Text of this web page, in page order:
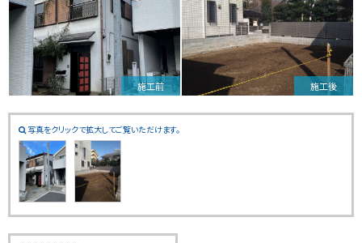
施工前 施工後
写真をクリックで拡大してご覧いただけます。